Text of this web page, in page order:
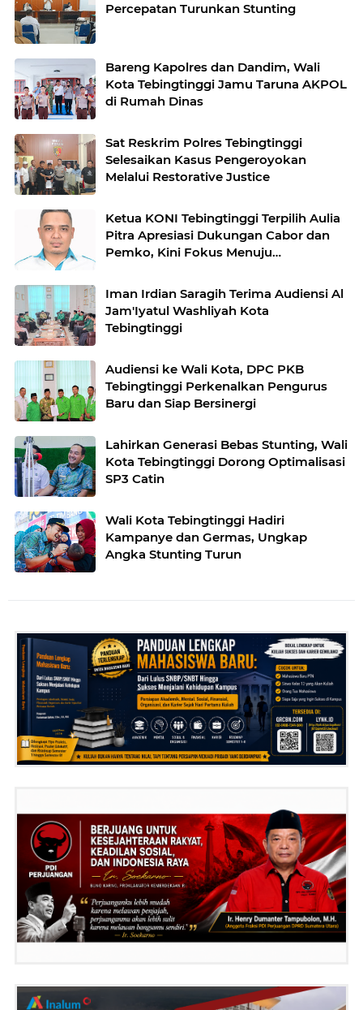
Percepatan Turunkan Stunting
Bareng Kapolres dan Dandim, Wali
Kota Tebingtinggi Jamu Taruna AKPOL
di Rumah Dinas
Sat Reskrim Polres Tebingtinggi
Selesaikan Kasus Pengeroyokan
Melalui Restorative Justice
Ketua KONI Tebingtinggi Terpilih Aulia
Pitra Apresiasi Dukungan Cabor dan
Pemko, Kini Fokus Menuju
Iman Irdian Saragih Terima Audiensi Al
Jam'Iyatul Washliyah Kota
Tebingtinggi
Audiensi ke Wali Kota, DPC PKB
Tebingtinggi Perkenalkan Pengurus
Baru dan Siap Bersinergi
Lahirkan Generasi Bebas Stunting, Wali
Kota Tebingtinggi Dorong Optimalisasi
SP3 Catin
Wali Kota Tebingtinggi Hadiri
Kampanye dan Germas, Ungkap
Angka Stunting Turun